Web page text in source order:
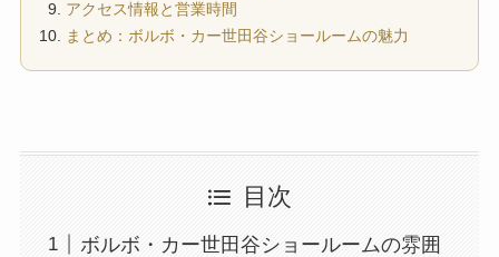
アクセス情報と営業時間
まとめ：ボルボ・カー世田谷ショールームの魅力
目次
ボルボ・カー世田谷ショールームの雰囲